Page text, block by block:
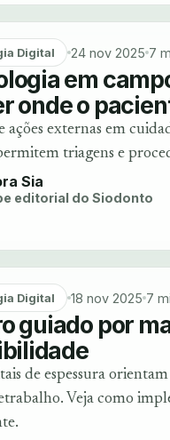
Digital 24 nov 2025 7
em
onde o
ações externas em
triagens e
Sia
editorial do Siodonto
Digital 18 nov 2025 7
guiado por
de espessura
Veja como